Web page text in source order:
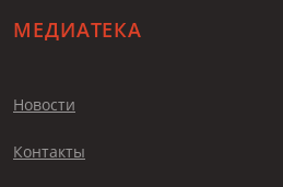
МЕДИАТЕКА
Новости
Контакты